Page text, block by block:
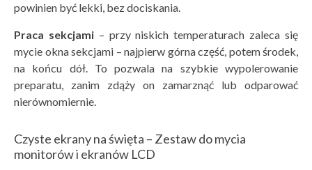
powinien być lekki, bez dociskania.
Praca sekcjami– przy niskich temperaturach zaleca się
mycie okna sekcjami – najpierw górna część, potem środek,
na końcu dół. To pozwala na szybkie wypolerowanie
preparatu, zanim zdąży on zamarznąć lub odparować
nierównomiernie.
Czyste ekrany na święta – Zestaw do mycia
monitorów i ekranów LCD